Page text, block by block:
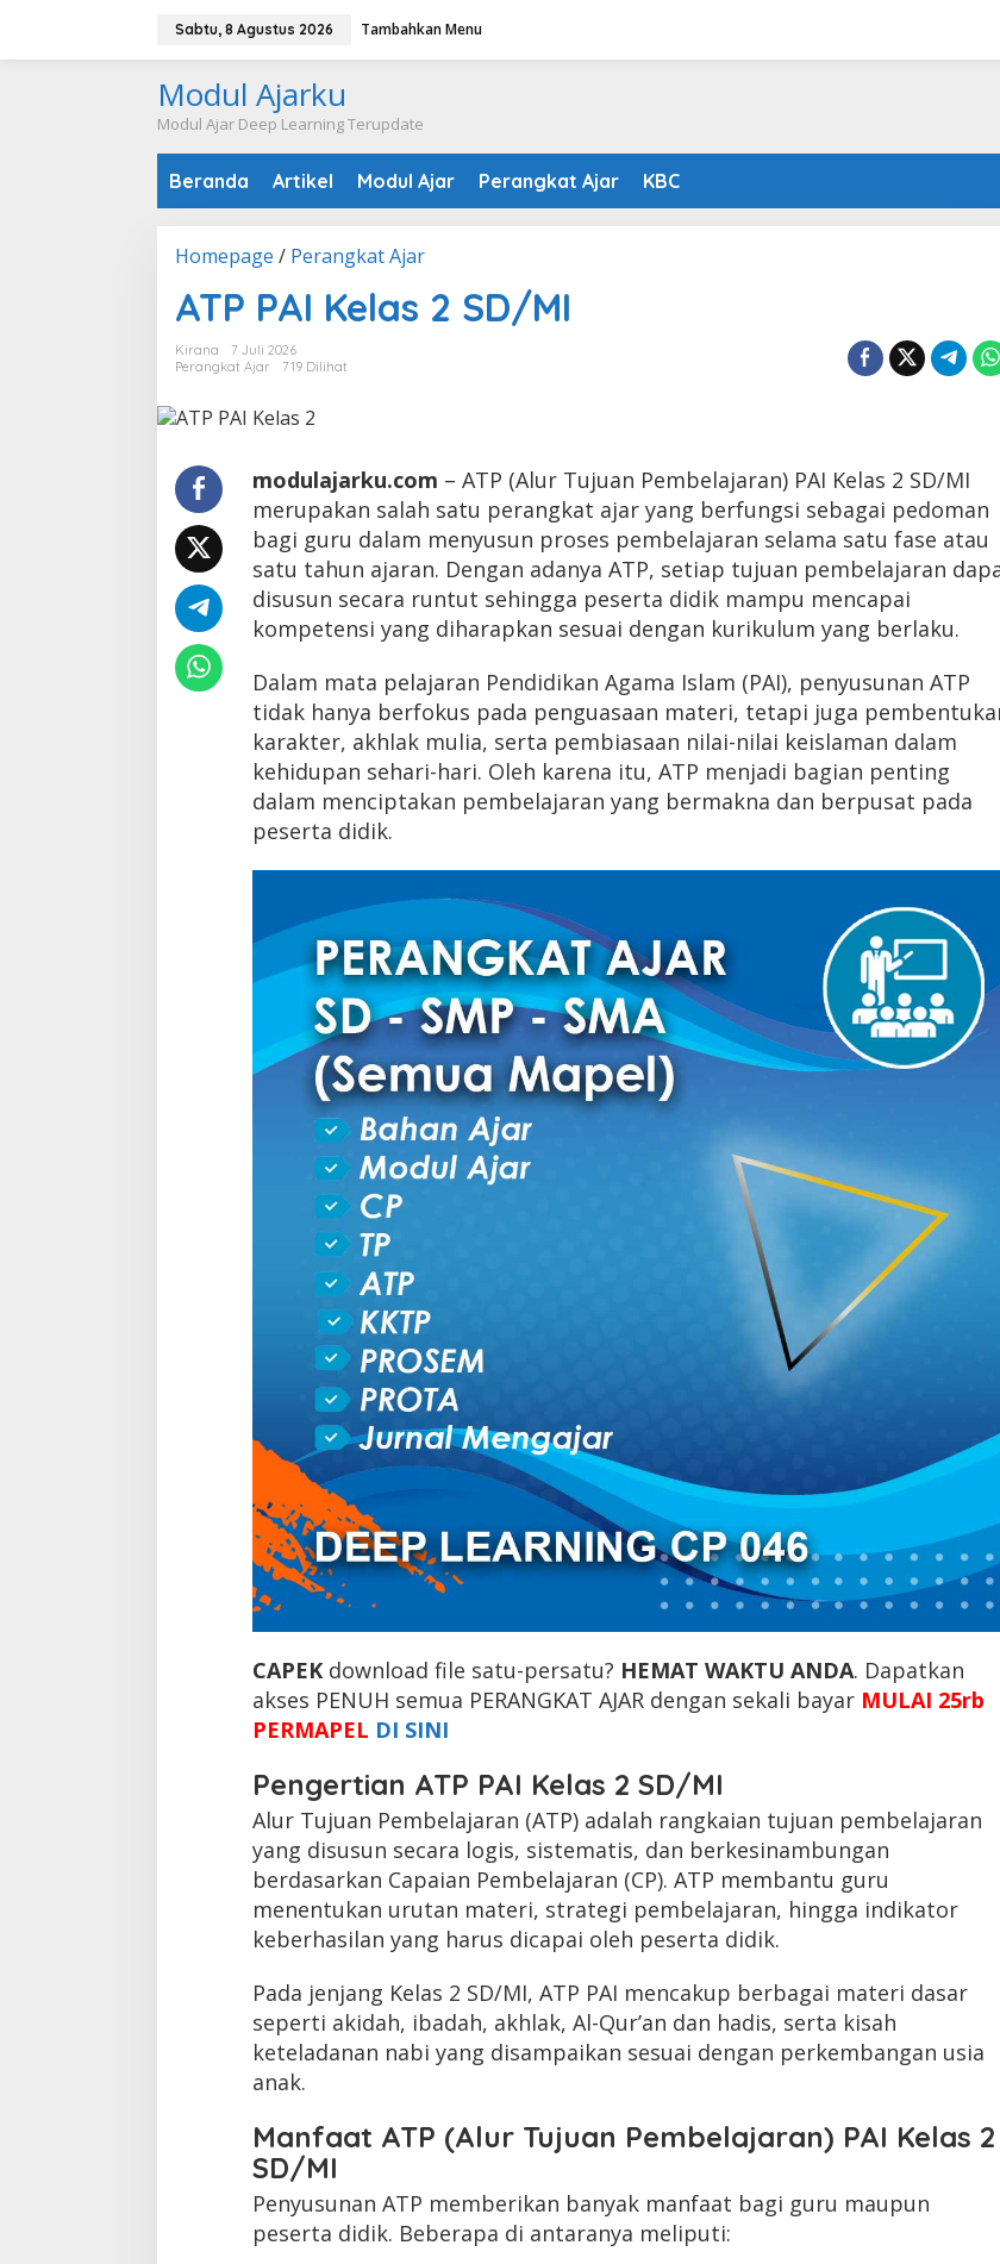
konten
Sabtu, 8 Agustus 2026 Tambahkan Menu
Modul Ajarku
Modul Ajar Deep Learning Terupdate
Beranda Artikel Modul Ajar Perangkat Ajar KBC
Homepage / Perangkat AjarATP
Kelas
2
ATP PAI Kelas 2 SD/MI
Kirana
7 Juli 2026
Perangkat Ajar
719 Dilihat
modulajarku.com – ATP (Alur Tujuan Pembelajaran) PAI Kelas 2 SD/MI
merupakan salah satu perangkat ajar yang berfungsi sebagai pedoman
bagi guru dalam menyusun proses pembelajaran selama satu fase atau
satu tahun ajaran. Dengan adanya ATP, setiap tujuan pembelajaran
disusun secara runtut sehingga peserta didik mampu mencapai
kompetensi yang diharapkan sesuai dengan kurikulum yang berlaku.
Dalam mata pelajaran Pendidikan Agama Islam (PAI), penyusunan ATP
tidak hanya berfokus pada penguasaan materi, tetapi juga
karakter, akhlak mulia, serta pembiasaan nilai-nilai keislaman dalam
kehidupan sehari-hari. Oleh karena itu, ATP menjadi bagian penting
dalam menciptakan pembelajaran yang bermakna dan berpusat pada
peserta didik.
CAPEKdownload file satu-persatu? HEMAT WAKTU ANDA. Dapatkan
akses PENUH semua PERANGKAT AJAR dengan sekali bayar MULAI 25rb
PERMAPEL DI SINI
Pengertian ATP PAI Kelas 2 SD/MI
Alur Tujuan Pembelajaran (ATP) adalah rangkaian tujuan pembelajaran
yang disusun secara logis, sistematis, dan berkesinambungan
berdasarkan Capaian Pembelajaran (CP). ATP membantu guru
menentukan urutan materi, strategi pembelajaran, hingga indikator
keberhasilan yang harus dicapai oleh peserta didik.
Pada jenjang Kelas 2 SD/MI, ATP PAI mencakup berbagai materi dasar
seperti akidah, ibadah, akhlak, Al-Qur’an dan hadis, serta kisah
keteladanan nabi yang disampaikan sesuai dengan perkembangan usia
anak.
Manfaat ATP (Alur Tujuan Pembelajaran) PAI Kelas 2
SD/MI
Penyusunan ATP memberikan banyak manfaat bagi guru maupun
peserta didik. Beberapa di antaranya meliputi: